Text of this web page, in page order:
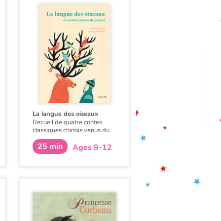
La langue des oiseaux
Recueil de quatre contes
classiques chinois venus du
temps où les hommes
savaient gagner en sagesse
en écoutant les animaux : « La
25 min Ages 9-12